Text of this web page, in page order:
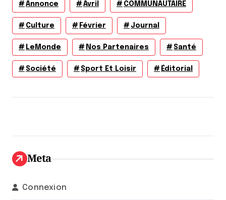
Annonce Avril COMMUNAUTAIRE
Culture Février Journal
LeMonde Nos Partenaires Santé
Société Sport Et Loisir Éditorial
Meta
Connexion